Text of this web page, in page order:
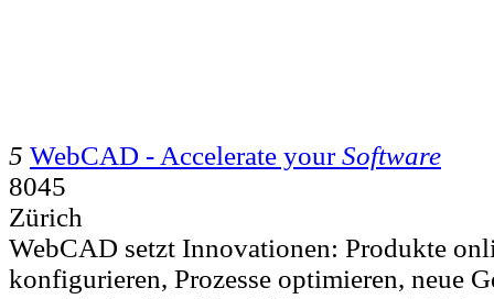
5 WebCAD - Accelerate your Software
8045
Zürich
WebCAD setzt Innovationen: Produkte
konfigurieren, Prozesse optimieren, neue